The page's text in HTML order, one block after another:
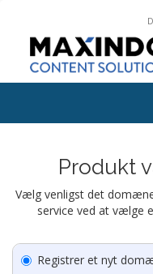
Produkt
Vælg venligst det
service ved at vælge
Registrer et nyt